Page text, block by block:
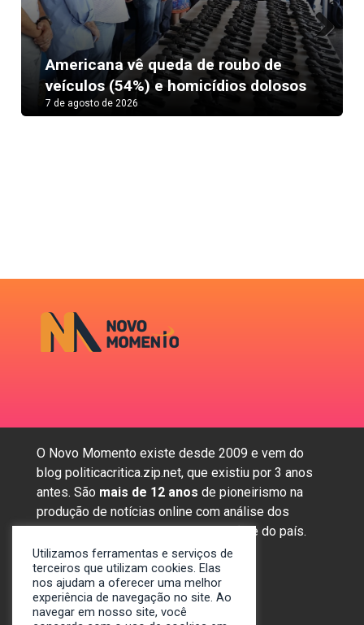
Americana vê queda de roubo de
veículos (54%) e homicídios dolosos
7 de agosto de 2026
Next
O Novo Momento existe desde 2009 e vem do
blog politicacritica.zip.net, que existiu por 3 anos
antes. São mais de 12 anos de pioneirismo na
produção de notícias online com análise dos
assuntos mais importantes da região e do país.
Sobre nós
Anunciar
Utilizamos ferramentas e serviços de
terceiros que utilizam cookies. Elas
nos ajudam a oferecer uma melhor
experiência de navegação no site. Ao
navegar em nosso site, você